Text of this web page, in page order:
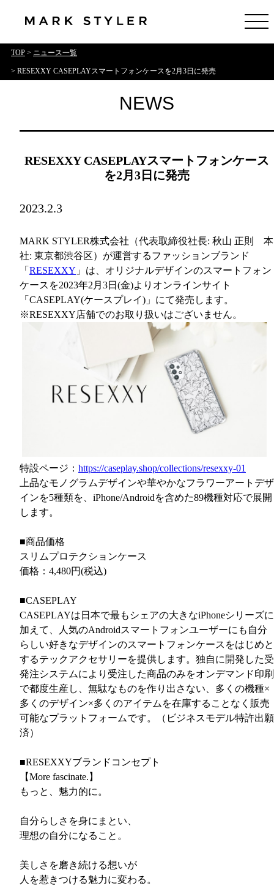
TOP > ニュース一覧
> RESEXXY CASEPLAYスマートフォンケースを2月3日に発売
NEWS
RESEXXY CASEPLAYスマートフォンケース
を2月3日に発売
2023.2.3
MARK STYLER株式会社（代表取締役社長: 秋山 正則 本
社: 東京都渋谷区）が運営するファッションブランド
「 RESEXXY 」は、オリジナルデザインのスマートフォン
ケースを2023年2月3日(金)よりオンラインサイト
「CASEPLAY(ケースプレイ)」にて発売します。
※RESEXXY店舗でのお取り扱いはございません。
特設ページ： https://caseplay.shop/collections/resexxy-01
上品なモノグラムデザインや華やかなフラワーアートデザ
インを5種類を、iPhone/Androidを含めた89機種対応で展開
します。
■商品価格
スリムプロテクションケース
価格：4,480円(税込)
■CASEPLAY
CASEPLAYは日本で最もシェアの大きなiPhoneシリーズに
加えて、人気のAndroidスマートフォンユーザーにも自分
らしい好きなデザインのスマートフォンケースをはじめと
するテックアクセサリーを提供します。独自に開発した受
発注システムにより受注した商品のみをオンデマンド印刷
で都度生産し、無駄なものを作り出さない、多くの機種×
多くのデザイン×多くのアイテムを在庫することなく販売
可能なプラットフォームです。（ビジネスモデル特許出願
済）
■RESEXXYブランドコンセプト
【More fascinate.】
もっと、魅力的に。
自分らしさを身にまとい、
理想の自分になること。
美しさを磨き続ける想いが
人を惹きつける魅力に変わる。